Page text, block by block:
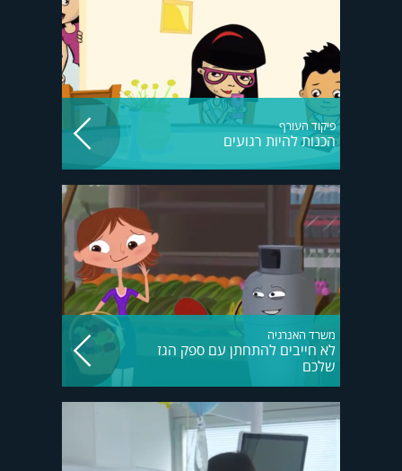
פיקוד העורף
הכנות להיות רגועים
משרד האנרגיה
לא חייבים להתחתן עם ספק הגז
שלכם